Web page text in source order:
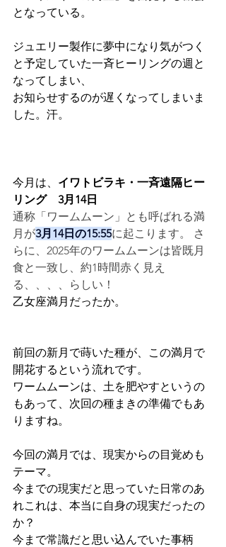
となっている。
ジュエリー製作に夢中になり気がつく
と予定していた一斉ヒーリングの週と
なってしまい、
お知らせするのが遅くなってしまいま
した。汗。
今月は、 イワトビラキ・一斉遠隔ヒー
リング　3月14日
通称「ワームムーン」とも呼ばれる満
月が3月14日の15:55に起こります。 さ
らに、2025年のワームムーンは皆既月
食と一致し、約1時間赤く見え
る、、、、らしい！
乙女座満月だったか。
前回の新月で蒔いた種が、この満月で
開花するという流れです。
ワームムーンは、土を肥やすというの
もあって、次回の種まきの準備でもあ
りますね。
今回の満月では、現実からの目覚めも
テーマ。
今までの現実だと思っていた日常のあ
れこれは、本当に自身の現実だったの
か？
今まで常識だと思い込んでいた事柄